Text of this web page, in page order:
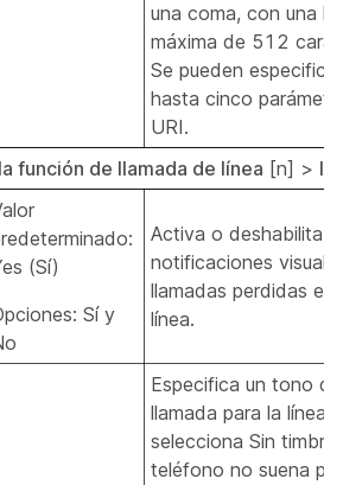
una coma, con una
máxima de 512
Se pueden especificar
hasta cinco
URI.
función de llamada de línea [n] >
(Sí)
Sí y
Activa o deshabilita
notificaciones
llamadas perdidas en
línea.
Especifica un tono de
llamada para la línea.
selecciona Sin
teléfono no suena